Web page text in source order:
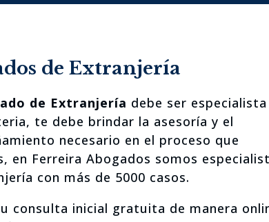
de Extranjería
de Extranjería debe ser especialista
te debe brindar la asesoría y el
necesario en el proceso que
en Ferreira Abogados somos
con más de 5000 casos.
consulta inicial gratuita de manera